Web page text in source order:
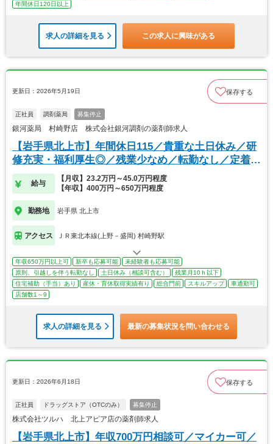
年間休日120日以上
求人の詳細を見る この求人に興味がある
更新日：2026年5月19日 保存する
正社員 調剤薬局 募集停止
銀河薬局 村崎野店 株式会社銀河調剤の薬剤師求人
【岩手県北上市】年間休日115／貴重な土日休み／研
修充実・福利厚生◎／残業少なめ／転勤なし／定着率
◎
給与
【月収】23.2万円～45.0万円程度
【年収】400万円～650万円程度
勤務地 岩手県 北上市
アクセス ＪＲ東北本線(上野－盛岡) 村崎野駅
年収650万円以上可 新卒も応募可能
未経験者も応募可能
原則、引越しを伴う転勤なし
土日休み（相談可含む）
残業月10ｈ以下
住宅補助（手当）あり
産休・育休取得実績有り 総合門前 スキルアップ
車通勤可
店舗数1～9
求人の詳細を見る 最新の募集状況を問い合わせる
更新日：2026年6月18日 保存する
正社員 ドラッグストア（OTCのみ） 募集停止
株式会社ツルハ 北上アピア店の薬剤師求人
【岩手県北上市】年収700万円相談可／マイカー可／